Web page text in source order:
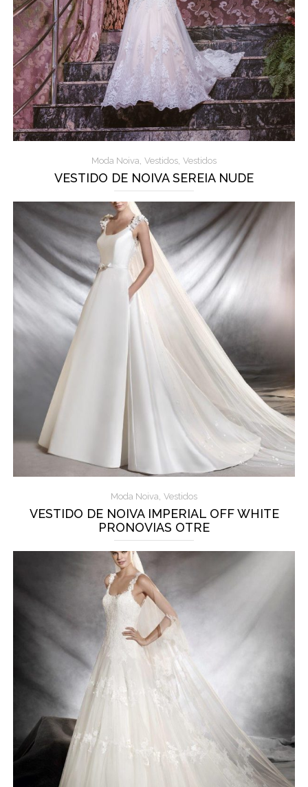
Moda Noiva, Vestidos, Vestidos
VESTIDO DE NOIVA SEREIA NUDE
Moda Noiva, Vestidos
VESTIDO DE NOIVA IMPERIAL OFF WHITE
PRONOVIAS OTRE